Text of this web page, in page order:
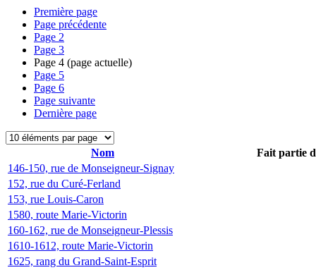
Première page
Page précédente
Page 2
Page 3
Page 4 (page actuelle)
Page 5
Page 6
Page suivante
Dernière page
Nom
Fait partie
146-150, rue de Monseigneur-Signay
152, rue du Curé-Ferland
153, rue Louis-Caron
1580, route Marie-Victorin
160-162, rue de Monseigneur-Plessis
1610-1612, route Marie-Victorin
1625, rang du Grand-Saint-Esprit